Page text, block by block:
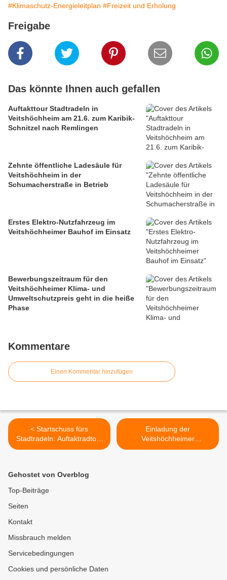
#Klimaschutz-Energieleitplan #Freizeit und Erholung
Freigabe
Das könnte Ihnen auch gefallen
Auftakttour Stadtradeln in
Veitshöchheim am 21.6. zum Karibik-
Schnitzel nach Remlingen
Zehnte öffentliche Ladesäule für
Veitshöchheim in der
Schumacherstraße in Betrieb
Erstes Elektro-Nutzfahrzeug im
Veitshöchheimer Bauhof im Einsatz
Bewerbungszeitraum für den
Veitshöchheimer Klima- und
Umweltschutzpreis geht in die heiße
Phase
Kommentare
Einen Kommentar hinzufügen
< Startschuss fürs
Stadtradeln: Auftaktradtour
am 18. Juni führt in den
Einladung der
Veitshöchheimer
Sportschützen zum
Gehostet von Overblog
Top-Beiträge
Seiten
Kontakt
Missbrauch melden
Servicebedingungen
Cookies und persönliche Daten